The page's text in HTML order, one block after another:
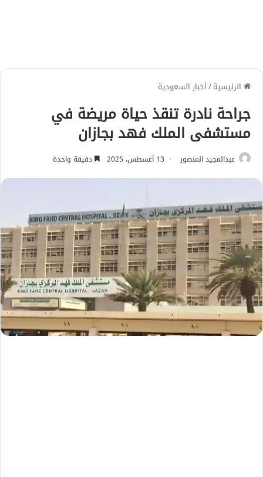
الرئيسية/أخبار السعودية
جراحة نادرة تنقذ حياة مريضة في
مستشفى الملك فهد بجازان
عبدالمجيد المنصور 13 أغسطس، 2025 دقيقة واحدة